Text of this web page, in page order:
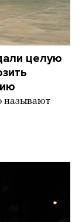
целую
называют